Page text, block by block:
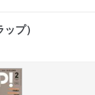
プ）